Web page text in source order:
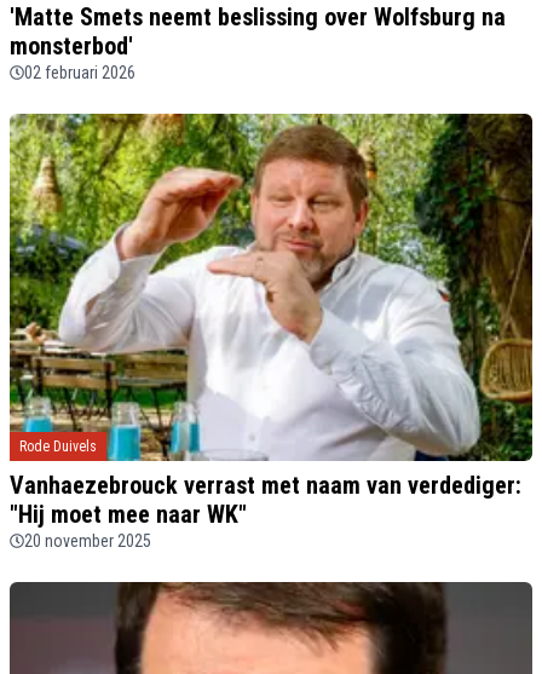
'Matte Smets neemt beslissing over Wolfsburg na
monsterbod'
02 februari 2026
Rode Duivels
Vanhaezebrouck verrast met naam van verdediger:
"Hij moet mee naar WK"
20 november 2025